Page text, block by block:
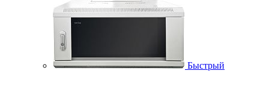
Быстрый